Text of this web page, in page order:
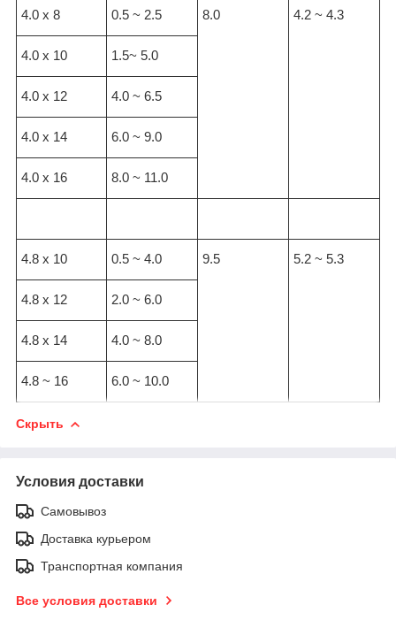
4.0 x 8 0.5 ~ 2.5 8.0 4.2 ~ 4.3
4.0 x 10 1.5~ 5.0
4.0 x 12 4.0 ~ 6.5
4.0 x 14 6.0 ~ 9.0
4.0 x 16 8.0 ~ 11.0
4.8 x 10 0.5 ~ 4.0 9.5 5.2 ~ 5.3
4.8 x 12 2.0 ~ 6.0
4.8 x 14 4.0 ~ 8.0
4.8 ~ 16 6.0 ~ 10.0
Скрыть
Условия доставки
Самовывоз
Доставка курьером
Транспортная компания
Все условия доставки